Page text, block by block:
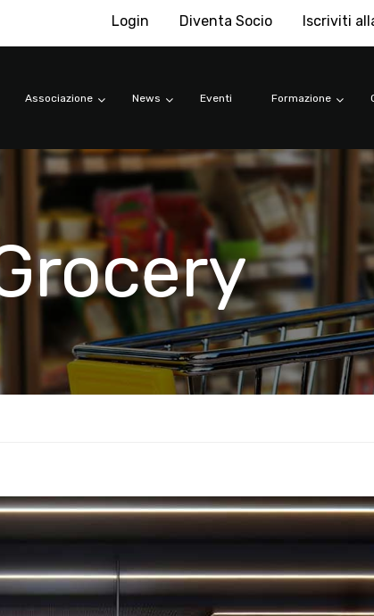
Login Diventa Socio Iscriviti
Associazione News Eventi Formazione